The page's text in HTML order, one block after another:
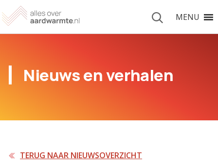
MENU
Nieuws en verhalen
TERUG NAAR NIEUWSOVERZICHT